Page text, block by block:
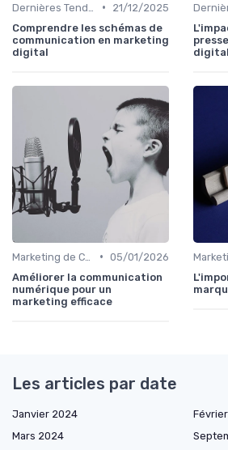
•
21/12/2025
Comprendre les schémas de
communication en marketing
digital
digital
• 05/01/2026
Améliorer la communication
numérique pour un
marketing efficace
Les articles par date
Janvier 2024
Mars 2024